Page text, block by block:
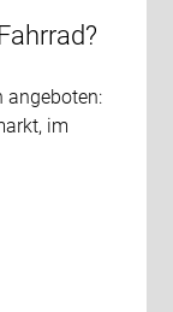
angeboten:
im